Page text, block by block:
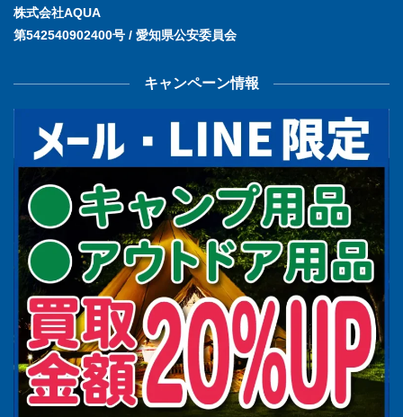
株式会社AQUA
第542540902400号 / 愛知県公安委員会
キャンペーン情報